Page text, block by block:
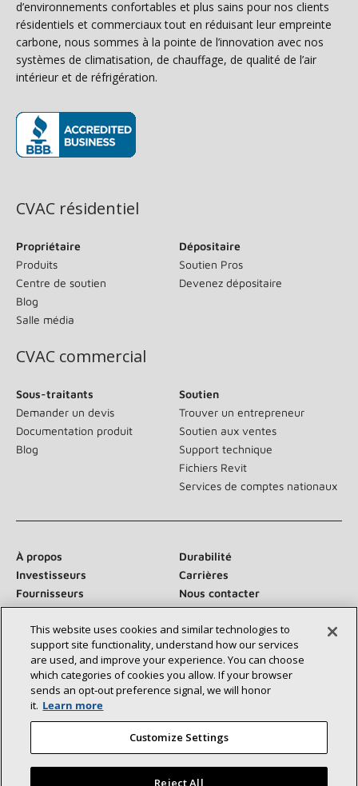
d’environnements confortables et plus sains pour nos clients
résidentiels et commerciaux tout en réduisant leur empreinte
carbone, nous sommes à la pointe de l’innovation avec nos
systèmes de climatisation, de chauffage, de qualité de l’air
intérieur et de réfrigération.
CVAC résidentiel
Propriétaire
Produits
Centre de soutien
Blog
Salle média
Dépositaire
Soutien Pros
Devenez dépositaire
CVAC commercial
Sous-traitants
Demander un devis
Documentation produit
Blog
Soutien
Trouver un entrepreneur
Soutien aux ventes
Support technique
Fichiers Revit
Services de comptes nationaux
À propos
Durabilité
Investisseurs
Carrières
Fournisseurs
Nous contacter
Salle de presse
Communiquez avec nous :
This website uses cookies and similar technologies to
support site functionality, understand how our services
are used, and improve your experience. You can choose
which categories of cookies you allow. If your browser
sends an opt‑out preference signal, we will honor
it. Learn more
Customize Settings
Reject All